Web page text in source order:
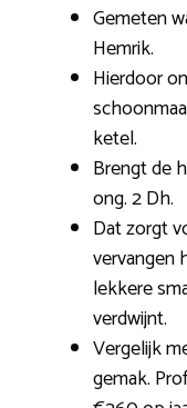
Gemeten
Hemrik.
Hierdoor
ketel.
Brengt de
ong. 2 Dh.
Dat zorgt
vervangen
lekkere
verdwijnt.
Vergelijk
gemak.